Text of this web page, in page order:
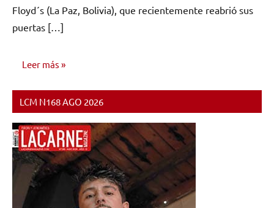
Floyd´s (La Paz, Bolivia), que recientemente reabrió sus
puertas […]
Leer más
OPINIÓN
LCM N168 AGO 2026